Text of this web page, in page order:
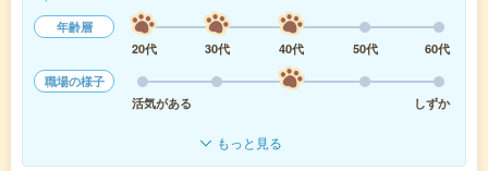
年齢層
20代
30代 40代 50代
60代
職場の様子
活気がある
しずか
もっと見る